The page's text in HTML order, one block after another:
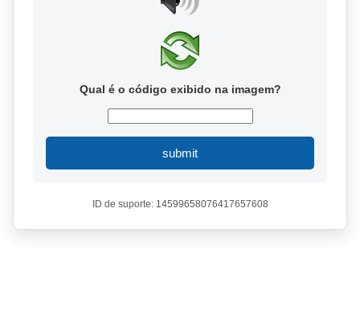
Qual é o código exibido na imagem?
submit
ID de suporte: 14599658076417657608